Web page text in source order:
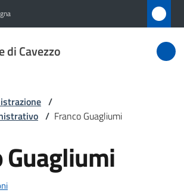
di Cavezzo
/
/ Franco Guagliumi
Guagliumi